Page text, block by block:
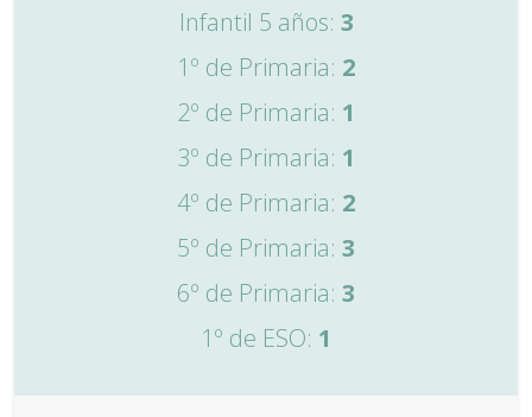
Infantil 5 años: 3
1º de Primaria: 2
2º de Primaria: 1
3º de Primaria: 1
4º de Primaria: 2
5º de Primaria: 3
6º de Primaria: 3
1º de ESO: 1